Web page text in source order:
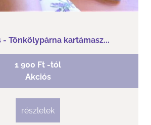
részletek
- Tönkölypárna kartámasz...
1 900 Ft -tól
Akciós
részletek